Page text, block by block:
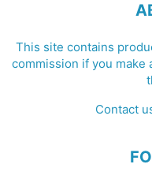
This site contains
commission if you make
Contact